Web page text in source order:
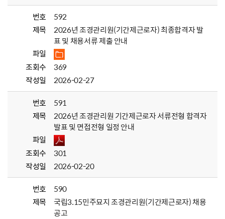
번호
592
제목
2026년 조경관리원(기간제근로자) 최종합격자 발
표 및 채용서류 제출 안내
파일
조회수
369
작성일
2026-02-27
번호
591
제목
2026년 조경관리원 기간제근로자 서류전형 합격자
발표 및 면접전형 일정 안내
파일
조회수
301
작성일
2026-02-20
번호
590
제목
국립3.15민주묘지 조경관리원(기간제근로자) 채용
공고